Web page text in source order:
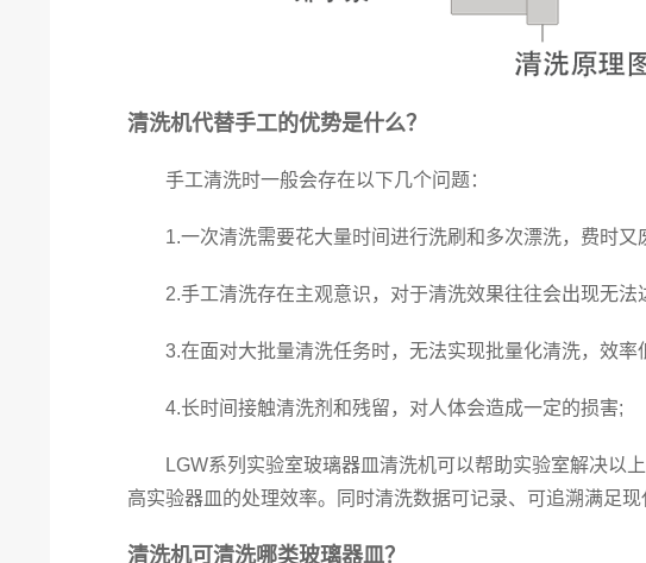
清洗机代替手工的优势是什么？
手工清洗时一般会存在以下几个问题：
1.一次清洗需要花大量时间进行洗刷和多次漂洗，费时又
2.手工清洗存在主观意识，对于清洗效果往往会出现无法
3.在面对大批量清洗任务时，无法实现批量化清洗，效率
4.长时间接触清洗剂和残留，对人体会造成一定的损害;
LGW系列实验室玻璃器皿清洗机可以帮助实验室解决以
高实验器皿的处理效率。同时清洗数据可记录、可追溯满足现
清洗机可清洗哪类玻璃器皿？